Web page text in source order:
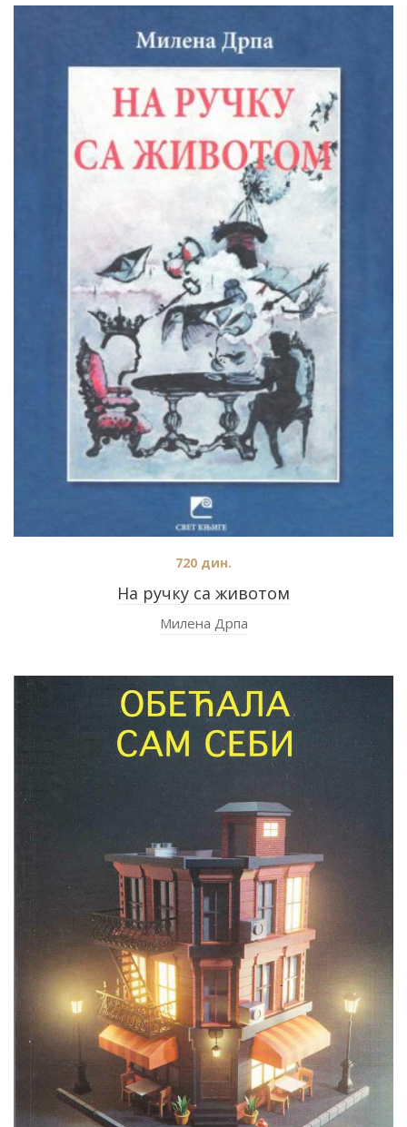
На ручку са животом
720 дин.
Милена Дрпа